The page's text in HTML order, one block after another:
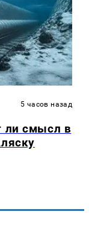
5 часов назад
ли смысл в